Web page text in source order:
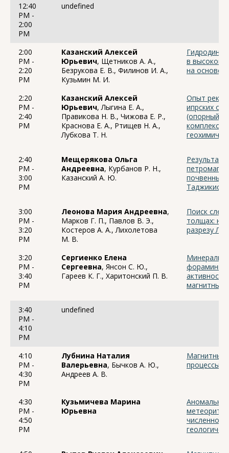
12:40
PM -
2:00
PM
undefined
2:00
PM -
2:20
PM
Казанский Алексей
Юрьевич, Щетников А. А.,
Безрукова Е. В., Филинов И. А.,
Кузьмин М. И.
в
на основе
2:20
PM -
2:40
PM
Казанский Алексей
Юрьевич, Лыгина Е. А.,
Правикова Н. В., Чижова Е. Р.,
Краснова Е. А., Ртищев Н. А.,
Лубкова Т. Н.
Опыт
ипрских
(опорный
2:40
PM -
3:00
PM
Мещерякова Ольга
Андреевна, Курбанов Р. Н.,
Казанский А. Ю.
почвенных
3:00
PM -
3:20
PM
Леонова Мария Андреевна,
Марков Г. П., Павлов В. Э.,
Костеров А. А., Лихолетова
М. В.
Поиск
толщах:
разрезу
3:20
PM -
3:40
PM
Сергиенко Елена
Сергеевна, Янсон С. Ю.,
Гареев К. Г., Харитонский П. В.
магнитные
3:40
PM -
4:10
PM
undefined
4:10
PM -
4:30
PM
Лубнина Наталия
Валерьевна, Бычков А. Ю.,
Андреев А. В.
Магнитные
процессы:
4:30
PM -
4:50
PM
Кузьмичева Марина
Юрьевна